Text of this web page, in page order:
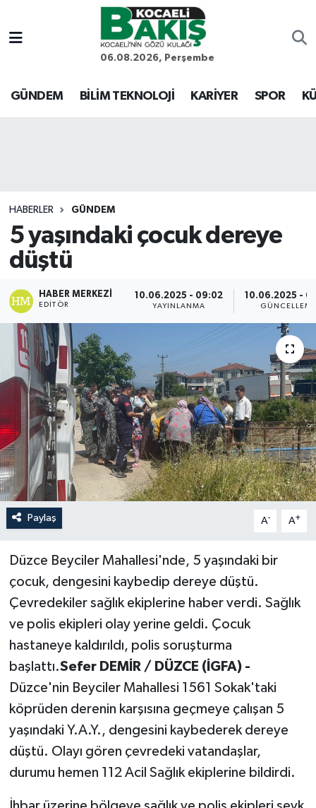
06.08.2026, Perşembe
GÜNDEM BİLİM TEKNOLOJİ KARİYER SPOR
HABERLER GÜNDEM
5 yaşındaki çocuk dereye
düştü
HABER MERKEZI
EDITÖR
10.06.2025 - 09:02
YAYINLANMA
10.06.2025 -
Paylaş A- A+
Düzce Beyciler Mahallesi'nde, 5 yaşındaki bir
çocuk, dengesini kaybedip dereye düştü.
Çevredekiler sağlık ekiplerine haber verdi. Sağlık
ve polis ekipleri olay yerine geldi. Çocuk
hastaneye kaldırıldı, polis soruşturma
başlattı.Sefer DEMİR / DÜZCE (İGFA) -
Düzce'nin Beyciler Mahallesi 1561 Sokak'taki
köprüden derenin karşısına geçmeye çalışan 5
yaşındaki Y.A.Y., dengesini kaybederek dereye
düştü. Olayı gören çevredeki vatandaşlar,
durumu hemen 112 Acil Sağlık ekiplerine bildirdi.
Kocaeli Nöbetçi Eczaneler
Kocaeli Hava Durumu
Son Dakika Haberleri
Haber Arşivi